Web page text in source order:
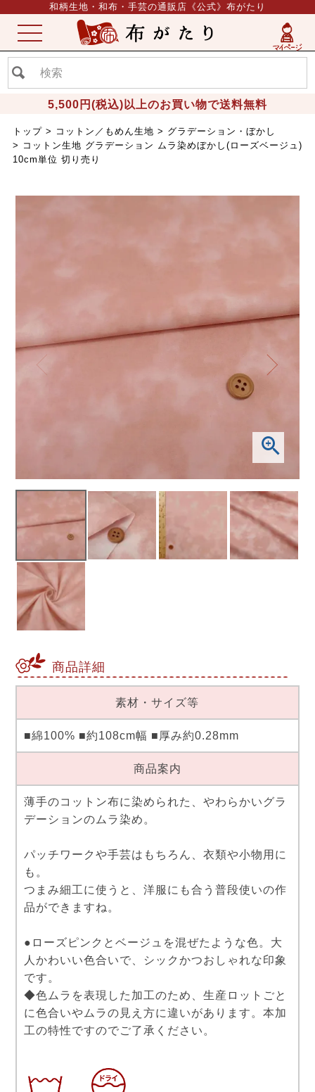
和柄生地・和布・手芸の通販店《公式》布がたり
5,500円(税込)以上のお買い物で送料無料
ME
NU
トップ コットン／もめん生地
グラデーション・ぼかし
コットン生地 グラデーション ムラ染めぼかし(ローズベージュ)
10cm単位 切り売り
商品詳細
素材・サイズ等
■綿100% ■約108cm幅 ■厚み約0.28mm
商品案内
薄手のコットン布に染められた、やわらかいグラ
デーションのムラ染め。
パッチワークや手芸はもちろん、衣類や小物用に
も。
つまみ細工に使うと、洋服にも合う普段使いの作
品ができますね。
●ローズピンクとベージュを混ぜたような色。大
人かわいい色合いで、シックかつおしゃれな印象
です。
◆色ムラを表現した加工のため、生産ロットごと
に色合いやムラの見え方に違いがあります。本加
工の特性ですのでご了承ください。